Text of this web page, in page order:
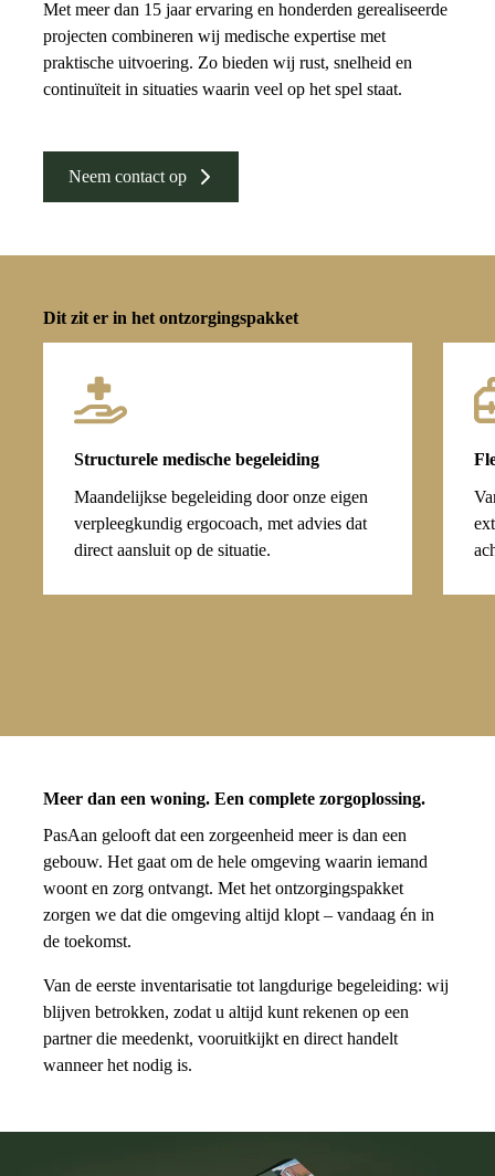
Met meer dan 15 jaar ervaring en honderden gerealiseerde
projecten combineren wij medische expertise met
praktische uitvoering. Zo bieden wij rust, snelheid en
continuïteit in situaties waarin veel op het spel staat.
Neem contact op
Dit zit er in het ontzorgingspakket
Structurele medische begeleiding
Maandelijkse begeleiding door onze eigen
verpleegkundig ergocoach, met advies dat
direct aansluit op de situatie.
Meer dan een woning. Een complete zorgoplossing.
PasAan gelooft dat een zorgeenheid meer is dan een
gebouw. Het gaat om de hele omgeving waarin iemand
woont en zorg ontvangt. Met het ontzorgingspakket
zorgen we dat die omgeving altijd klopt – vandaag én in
de toekomst.
Van de eerste inventarisatie tot langdurige begeleiding: wij
blijven betrokken, zodat u altijd kunt rekenen op een
partner die meedenkt, vooruitkijkt en direct handelt
wanneer het nodig is.